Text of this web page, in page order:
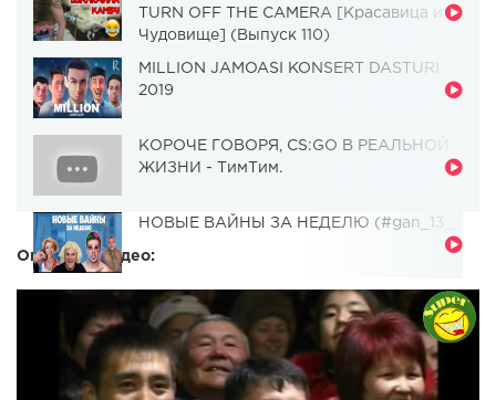
TURN OFF THE CAMERA [Красавица и
Чудовище] (Выпуск 110)
MILLION JAMOASI KONSERT DASTURI
2019
КОРОЧЕ ГОВОРЯ, CS:GO В РЕАЛЬНОЙ
ЖИЗНИ - ТимТим.
НОВЫЕ ВАЙНЫ ЗА НЕДЕЛЮ (#gan_13_)
Описание видео: